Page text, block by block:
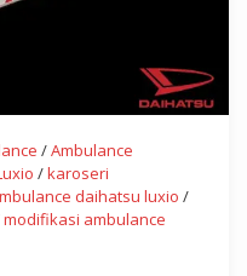
/Ambulance
/karoseri
daihatsu luxio /
modifikasi ambulance